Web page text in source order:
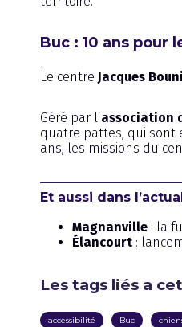
Buc : 10 ans pour
Le centre Jacques
Géré par l’association
quatre pattes, qui sont
ans, les missions du
Et aussi dans
Magnanville : la
Élancourt :
Les tags liés a
accessibilité Buc